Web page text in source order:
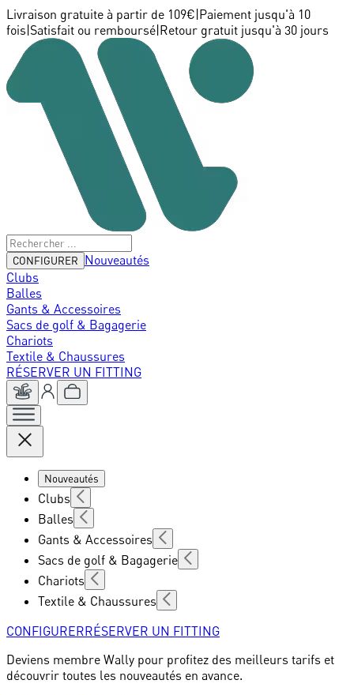
Livraison gratuite à partir de 109€ Paiement jusqu'à 10
fois Satisfait ou remboursé Retour gratuit jusqu'à 30 jours
CONFIGURER
Nouveautés
Clubs
Balles
Gants & Accessoires
Sacs de golf & Bagagerie
Chariots
Textile & Chaussures
RÉSERVER UN FITTING
Nouveautés
Clubs
Balles
Gants & Accessoires
Sacs de golf & Bagagerie
Chariots
Textile & Chaussures
CONFIGURERRÉSERVER UN FITTING
Deviens membre Wally pour profitez des meilleurs tarifs et
découvrir toutes les nouveautés en avance.